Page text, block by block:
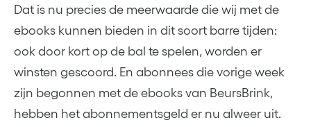
Dat is nu precies de meerwaarde die wij met de
ebooks kunnen bieden in dit soort barre tijden:
ook door kort op de bal te spelen, worden er
winsten gescoord. En abonnees die vorige week
zijn begonnen met de ebooks van BeursBrink,
hebben het abonnementsgeld er nu alweer uit.